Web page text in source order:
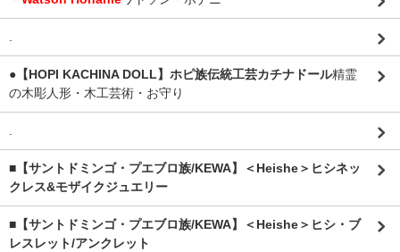
.
●【HOPI KACHINA DOLL】ホピ族伝統工芸カチナドール精霊
の木彫人形・木工芸術・お守り
.
■【サントドミンゴ・プエブロ族/KEWA】＜Heishe＞ヒシネッ
クレス&モザイクジュエリー
■【サントドミンゴ・プエブロ族/KEWA】＜Heishe＞ヒシ・ブ
レスレット/アンクレット